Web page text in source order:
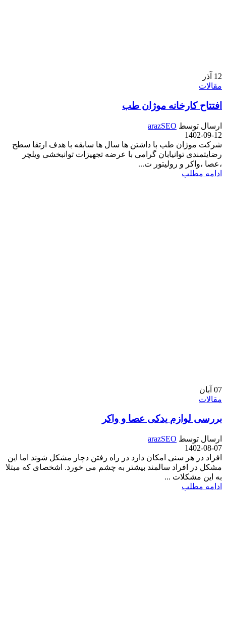
12 آذر
مقالات
افتتاح کارخانه موژان طب
ارسال توسط arazSEO
1402-09-12
شرکت موژان طب با داشتن ها سال ها سابقه با هدف ارتقا سطح
رضایتمندی توانیابان گرامی با عرضه تجهیزات توانبخشی ویلچر
،عصا ،واکر و رولیتور ت...
ادامه مطلب
07 آبان
مقالات
بررسی لوازم یدکی عصا و واکر
ارسال توسط arazSEO
1402-08-07
افراد در هر سنی امکان دارد در راه رفتن دچار مشکل شوند اما این
مشکل در افراد سالمند بیشتر به چشم می خورد. اشخصای که مبتلا
به این مشکلات ...
ادامه مطلب